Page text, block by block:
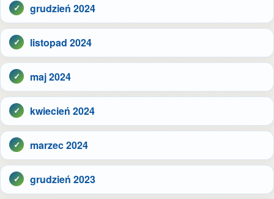
grudzień 2024
listopad 2024
maj 2024
kwiecień 2024
marzec 2024
grudzień 2023